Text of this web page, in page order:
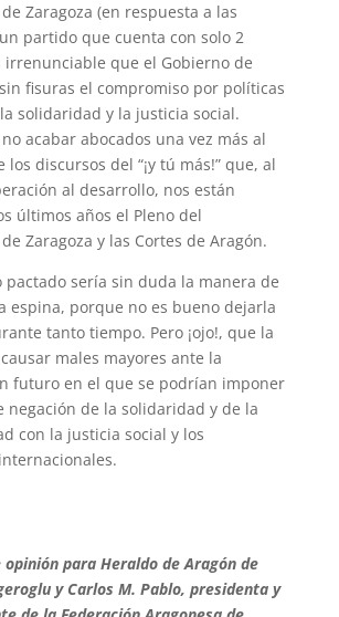
Zaragoza (en respuesta a las
partido que cuenta con solo 2
irrenunciable que el Gobierno de
fisuras el compromiso por políticas
solidaridad y la justicia social.
acabar abocados una vez más al
los discursos del “¡y tú más!” que, al
al desarrollo, nos están
últimos años el Pleno del
Zaragoza y las Cortes de Aragón.
pactado sería sin duda la manera de
espina, porque no es bueno dejarla
tanto tiempo. Pero ¡ojo!, que la
males mayores ante la
futuro en el que se podrían imponer
negación de la solidaridad y de la
con la justicia social y los
para Heraldo de Aragón de
y Carlos M. Pablo, presidenta y